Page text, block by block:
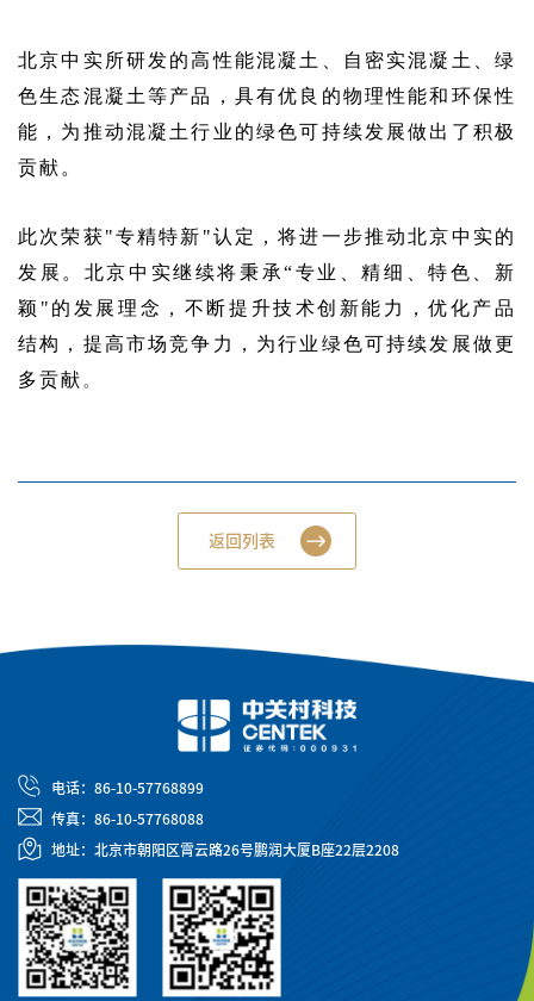
北京中实所研发的高性能混凝土、自密实混凝土、绿
色生态混凝土等产品，具有优良的物理性能和环保性
能，为推动混凝土行业的绿色可持续发展做出了积极
贡献。
此次荣获"专精特新"认定，将进一步推动北京中实的
发展。北京中实继续将秉承“专业、精细、特色、新
颖"的发展理念，不断提升技术创新能力，优化产品
结构，提高市场竞争力，为行业绿色可持续发展做更
多贡献。
返回列表
电话：86-10-57768899
传真：86-10-57768088
地址：北京市朝阳区霄云路26号鹏润大厦B座22层2208